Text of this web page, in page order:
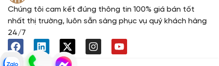
Chúng tôi cam kết đúng thông tin 100% giá bán tốt
nhất thị trường, luôn sẵn sàng phục vụ quý khách hàng
24/7